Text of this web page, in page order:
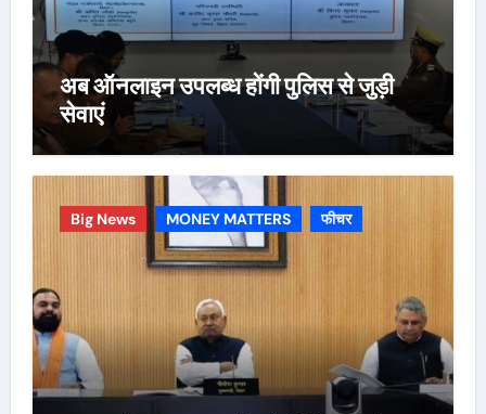
अब ऑनलाइन उपलब्ध होंगी पुलिस से जुड़ी
सेवाएं
Big News MONEY MATTERS फीचर